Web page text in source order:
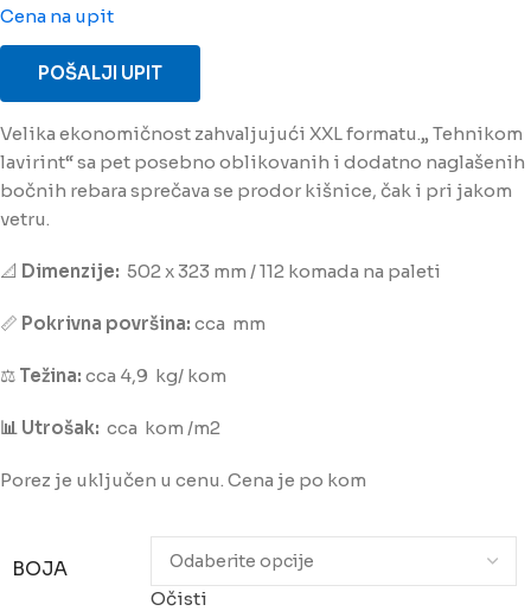
Cena na upit
POŠALJI UPIT
Velika ekonomičnost zahvaljujući XXL formatu.„ Tehnikom
lavirint“ sa pet posebno oblikovanih i dodatno naglašenih
bočnih rebara sprečava se prodor kišnice, čak i pri jakom
vetru.
📐 Dimenzije: 502 x 323 mm / 112 komada na paleti
📏 Pokrivna površina: cca mm
⚖️ Težina: cca 4,9 kg/ kom
📊 Utrošak: cca kom /m2
Porez je uključen u cenu. Cena je po kom
BOJA
Očisti